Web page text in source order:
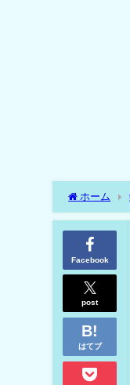
ホーム
告されたDL
Facebook
post
はてブ